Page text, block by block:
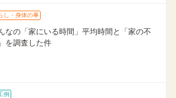
し・身体の事
なの「家にいる時間」平均時間と「家の不
を調査した件
例